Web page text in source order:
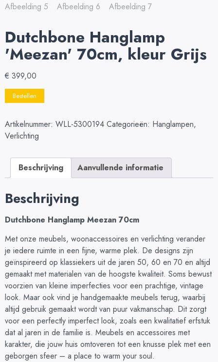
Dutchbone Hanglamp
'Meezan' 70cm, kleur Grijs
€ 399,00
Bestellen
Artikelnummer: WLL-5300194 Categorieën: Hanglampen,
Verlichting
Beschrijving Aanvullende informatie
Beschrijving
Dutchbone Hanglamp Meezan 70cm
Met onze meubels, woonaccessoires en verlichting verander
je iedere ruimte in een fijne, warme plek. De designs zijn
geïnspireerd op klassiekers uit de jaren 50, 60 en 70 en altijd
gemaakt met materialen van de hoogste kwaliteit. Soms bewust
voorzien van kleine imperfecties voor een prachtige, vintage
look. Maar ook vind je handgemaakte meubels terug, waarbij
altijd gebruik gemaakt wordt van puur vakmanschap. Dit zorgt
voor een perfectly imperfect look, zoals een kwalitatief erfstuk
dat al jaren in de familie is. Meubels en accessoires met
karakter, die jouw huis omtoveren tot een knusse plek met een
geborgen sfeer – a place to warm your soul.